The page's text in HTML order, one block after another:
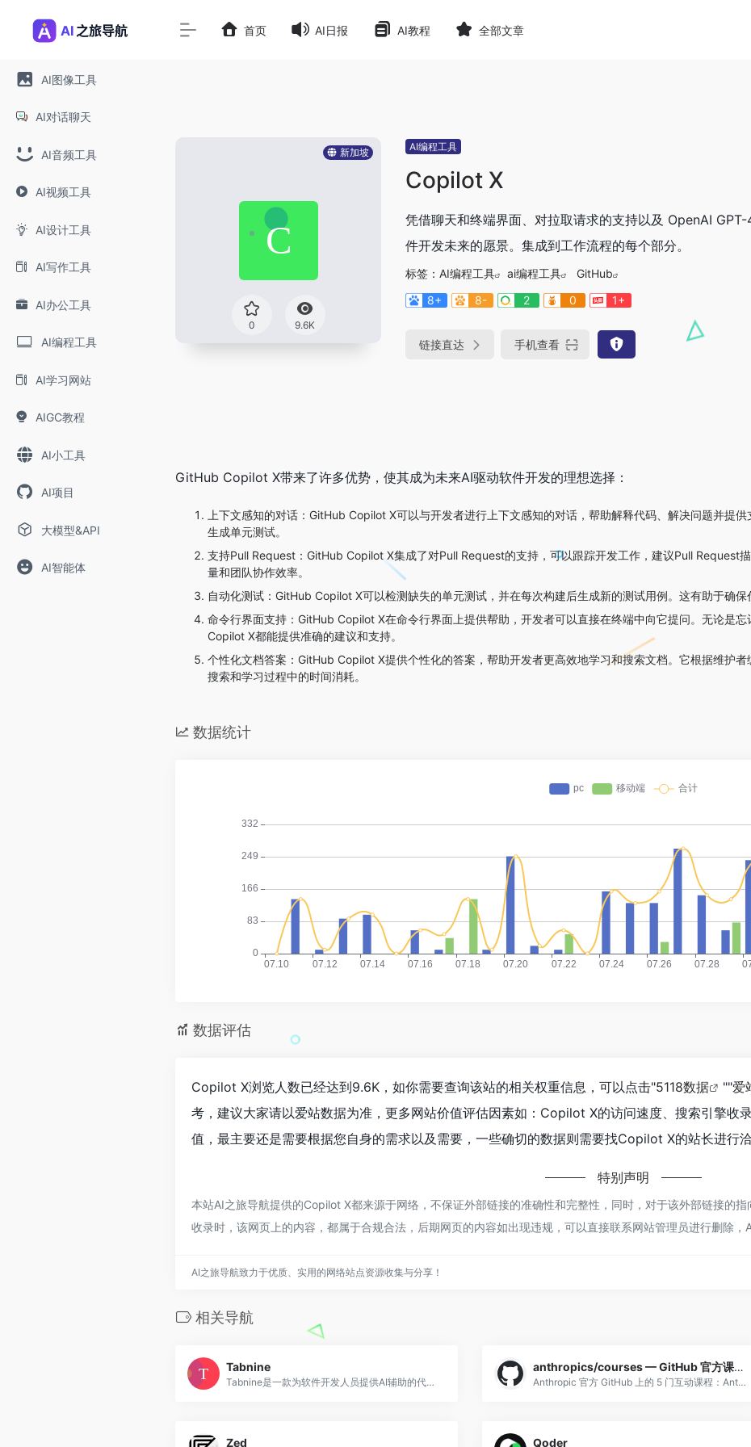
AI图像工具
AI对话聊天
AI音频工具
AI视频工具
AI设计工具
AI写作工具
AI办公工具
AI编程工具
AI学习网站
AIGC教程
AI小工具
AI项目
大模型&API
AI智能体
首页 AI日报 AI教程 全部文章
新加坡
0 9.6K
AI编程工具
Copilot X
凭借聊天和终端界面、对拉取请求的支持以及 OpenAI
件开发未来的愿景。集成到工作流程的每个部分。
标签： AI编程工具 ai编程工具
GitHub
8+
8- 2 0 1+
链接直达 手机查看
GitHub Copilot X带来了许多优势，使其成为未来AI驱动软件开发的理想选择：
上下文感知的对话：GitHub Copilot X可以与开发者进行上下文感知的对话，帮助解释代码、解决问题并提
生成单元测试。
支持Pull Request：GitHub Copilot X集成了对Pull Request的支持，可以跟踪开发工作，建议Pull Request
量和团队协作效率。
自动化测试：GitHub Copilot X可以检测缺失的单元测试，并在每次构建后生成新的测试用例。这有助于确保
命令行界面支持：GitHub Copilot X在命令行界面上提供帮助，开发者可以直接在终端中向它提问。无论是
Copilot X都能提供准确的建议和支持。
个性化文档答案：GitHub Copilot X提供个性化的答案，帮助开发者更高效地学习和搜索文档。它根据维护
搜索和学习过程中的时间消耗。
数据统计
数据评估
Copilot X浏览人数已经达到9.6K，如你需要查询该站的相关权重信息，可以点击"5118数据 ""爱
考，建议大家请以爱站数据为准，更多网站价值评估因素如：Copilot X的访问速度、搜索引擎收
值，最主要还是需要根据您自身的需求以及需要，一些确切的数据则需要找Copilot X的站长进行
特别声明
本站AI之旅导航提供的Copilot X都来源于网络，不保证外部链接的准确性和完整性，同时，对于该外部链接的
收录时，该网页上的内容，都属于合规合法，后期网页的内容如出现违规，可以直接联系网站管理员进行删除，
AI之旅导航致力于优质、实用的网络站点资源收集与分享！
相关导航
Tabnine
Tabnine是一款为软件开发人员提供AI辅助的代码工具，通过整行和完整功能的代码补全，帮助开发者更高效地编写代码
anthropics/courses — GitHub 官方课程仓库
Anthropic 官方 GitHub 上的 5 门互动课程：Anthropic API Fundamentals、Prompt Engineering Interactive Tutorial、Real World Prompting、P
Zed Qoder